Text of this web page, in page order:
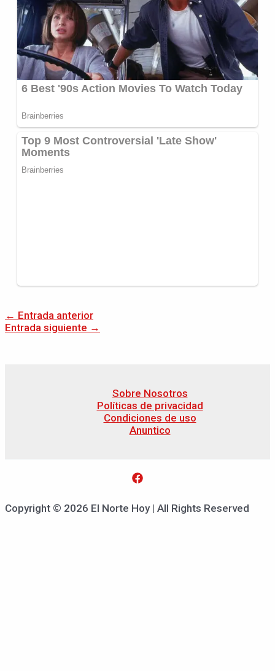
← Entrada anterior
Entrada siguiente →
Sobre Nosotros
Políticas de privacidad
Condiciones de uso
Anuntico
Copyright © 2026 El Norte Hoy | All Rights Reserved